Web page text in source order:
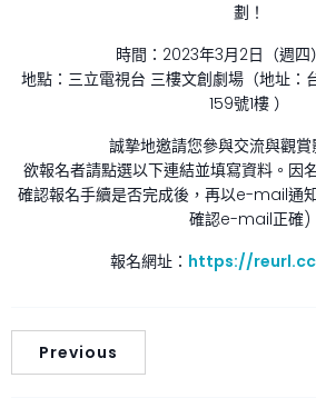
劃！
時間：2023年3月2日（週四
地點：三立電視台 三樓文創劇場（地址：
159號1樓 ）
誠摯地邀請您參與交流與觀賞
欲報名者請點選以下連結並填寫資料。因
確認報名手續是否完成後，再以e-mail通
確認e-mail正確)
報名網址： https://
Previous